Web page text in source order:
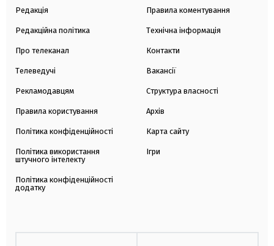
Редакція
Редакційна політика
Про телеканал
Телеведучі
Рекламодавцям
Правила користування
Політика конфіденційності
Політика використання
штучного інтелекту
Політика конфіденційності
додатку
Правила коментування
Технічна інформація
Контакти
Вакансії
Структура власності
Архів
Карта сайту
Ігри